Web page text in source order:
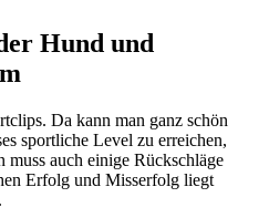
Hund und
Da kann man ganz schön
sportliche Level zu erreichen,
auch einige Rückschläge
Erfolg und Misserfolg liegt